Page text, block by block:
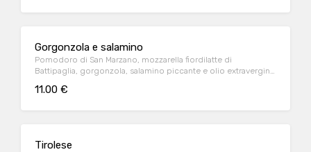
Gorgonzola e salamino
Pomodoro di San Marzano, mozzarella fiordilatte di
Battipaglia, gorgonzola, salamino piccante e olio extravergine
11.00 €
Tirolese